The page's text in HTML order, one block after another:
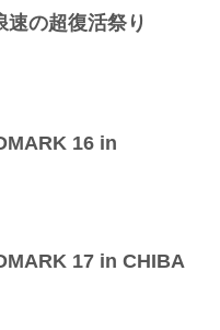
クアリーナ大阪（大阪市中
速の超復活祭り
16 in
17 in CHIBA